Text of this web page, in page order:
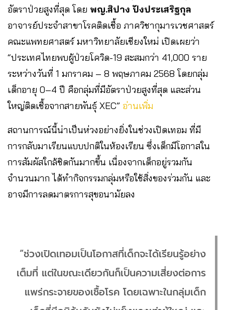
อัตราป่วยสูงที่สุด โดย พญ.สิปาง ปังประเสริฐกุล
อาจารย์ประจำสาขาโรคติดเชื้อ ภาควิชากุมารเวชศาสตร์
คณะแพทยศาสตร์ มหาวิทยาลัยเชียงใหม่ เปิดเผยว่า
“ประเทศไทยพบผู้ป่วยโควิด-19 สะสมกว่า 41,000 ราย
ระหว่างวันที่ 1 มกราคม – 8 พฤษภาคม 2568 โดยกลุ่ม
เด็กอายุ 0–4 ปี คือกลุ่มที่มีอัตราป่วยสูงที่สุด และส่วน
ใหญ่ติดเชื้อจากสายพันธุ์ XEC” อ่านเพิ่ม
สถานการณ์นี้น่าเป็นห่วงอย่างยิ่งในช่วงเปิดเทอม ที่มี
การกลับมาเรียนแบบปกติในห้องเรียน ซึ่งเด็กมีโอกาสใน
การสัมผัสใกล้ชิดกันมากขึ้น เนื่องจากเด็กอยู่รวมกัน
จำนวนมาก ได้ทำกิจกรรมกลุ่มหรือใช้สิ่งของร่วมกัน และ
อาจมีการลดมาตรการสุขอนามัยลง
“ช่วงเปิดเทอมเป็นโอกาสที่เด็กจะได้เรียนรู้อย่าง
เต็มที่ แต่ในขณะเดียวกันก็เป็นความเสี่ยงต่อการ
แพร่กระจายของเชื้อโรค โดยเฉพาะในกลุ่มเด็ก